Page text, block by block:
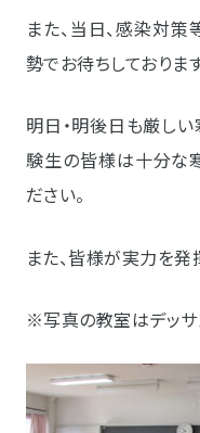
また、当日、感染対
勢でお待ちしております
明日・明後日も厳し
験生の皆様は十分な
ださい。
また、皆様が実力を発
※写真の教室はデッ